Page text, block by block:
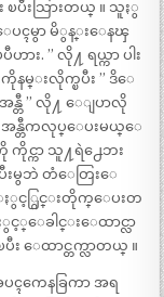
းသြားတယ္ ။ သူႏွ
ေပၚမွာ မိွန္းေနၾ
း. ” လို႔ ရယ္ကာ ပါး
မ္းလိုက္ၿပီး ” ဒိေ
တီ ” လို႔ ေျပာလို
န္တီကလုပ္ေပးမယ္ေ
ကိုင္ကာ သူ႔ရဲ႕ေဘး
းမွဘဲ တံေတြးေ
င့္ဂြင္းတိုက္ေပးတ
ေခါင္းေထာင္လာ
ေထာင္တက္လာတယ္ ။
ကေနခြကာ အရ